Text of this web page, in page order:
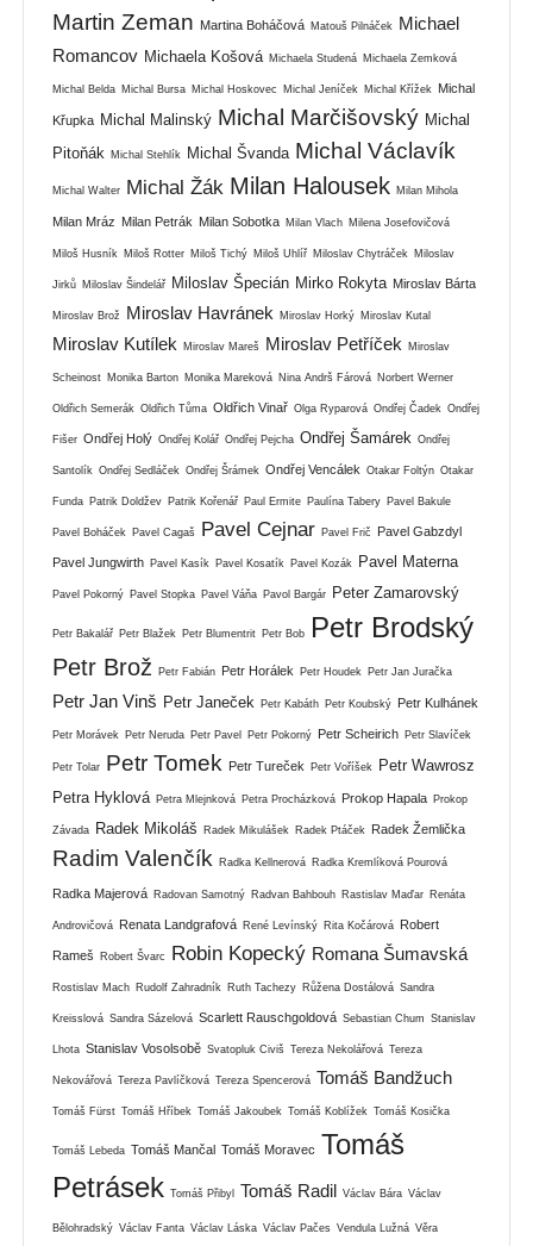
Martin Zeman Martina Boháčová Matouš Pilnáček
Michael
Romancov Michaela Košová Michaela Studená Michaela Zemková
Michal Belda Michal Bursa Michal Hoskovec Michal Jeníček Michal Křížek Michal
Křupka Michal Malinský Michal Marčišovský Michal
Pitoňák
Michal Stehlík Michal Švanda Michal Václavík
Michal Walter Michal Žák Milan Halousek Milan Mihola
Milan Mráz Milan Petrák Milan Sobotka Milan Vlach Milena Josefovičová
Miloš Husník Miloš Rotter Miloš Tichý Miloš Uhlíř Miloslav Chytráček Miloslav
Jirků Miloslav Šindelář Miloslav Špecián Mirko Rokyta Miroslav Bárta
Miroslav Brož Miroslav Havránek Miroslav Horký Miroslav Kutal
Miroslav Kutílek Miroslav Mareš Miroslav Petříček Miroslav
Scheinost Monika Barton Monika Mareková Nina Andrš Fárová Norbert Werner
Oldřich Semerák Oldřich Tůma Oldřich Vinař Olga Ryparová Ondřej Čadek Ondřej
Fišer Ondřej Holý Ondřej Kolář Ondřej Pejcha Ondřej Šamárek Ondřej
Santolík Ondřej Sedláček Ondřej Šrámek Ondřej Vencálek Otakar Foltýn Otakar
Funda Patrik Doldžev Patrik Kořenář Paul Ermite Paulína Tabery Pavel Bakule
Pavel Boháček Pavel Cagaš Pavel Cejnar Pavel Frič Pavel Gabzdyl
Pavel Jungwirth Pavel Kasík Pavel Kosatík Pavel Kozák Pavel Materna
Pavel Pokorný Pavel Stopka Pavel Váňa Pavol Bargár Peter Zamarovský
Petr Bakalář Petr Blažek Petr Blumentrit Petr Bob Petr Brodský
Petr Brož Petr Fabián Petr Horálek Petr Houdek Petr Jan Juračka
Petr Jan Vinš Petr Janeček Petr Kabáth Petr Koubský Petr Kulhánek
Petr Morávek Petr Neruda Petr Pavel Petr Pokorný Petr Scheirich Petr Slavíček
Petr Tolar Petr Tomek Petr Tureček Petr Voříšek
Petr Wawrosz
Petra Hyklová Petra Mlejnková Petra Procházková Prokop Hapala Prokop
Závada Radek Mikoláš Radek Mikulášek Radek Ptáček Radek Žemlička
Radim Valenčík Radka Kellnerová Radka Kremlíková Pourová
Radka Majerová Radovan Samotný Radvan Bahbouh Rastislav Maďar Renáta
Androvičová Renata Landgrafová René Levínský Rita Kočárová Robert
Rameš Robert Švarc Robin Kopecký Romana Šumavská
Rostislav Mach Rudolf Zahradník Ruth Tachezy Růžena Dostálová Sandra
Kreisslová Sandra Sázelová Scarlett Rauschgoldová Sebastian Chum Stanislav
Lhota Stanislav Vosolsobě Svatopluk Civiš Tereza Nekolářová Tereza
Nekovářová Tereza Pavlíčková Tereza Spencerová Tomáš Bandžuch
Tomáš Fürst Tomáš Hříbek Tomáš Jakoubek Tomáš Koblížek Tomáš Kosička
Tomáš Lebeda Tomáš Mančal Tomáš Moravec Tomáš
Petrásek Tomáš Přibyl Tomáš Radil Václav Bára Václav
Bělohradský Václav Fanta Václav Láska Václav Pačes Vendula Lužná Věra